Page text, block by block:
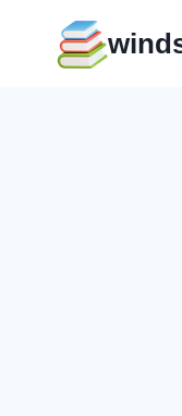
содержимому